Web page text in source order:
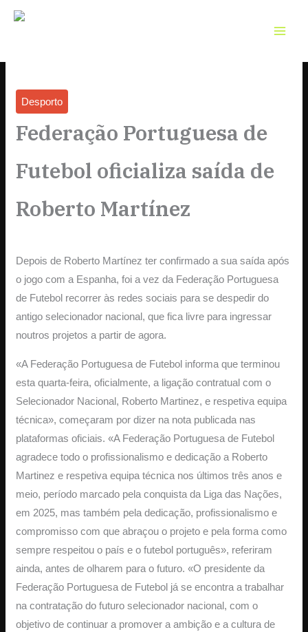
Skip
Desporto
Federação Portuguesa de
Futebol oficializa saída de
Roberto Martínez
Depois de Roberto Martínez ter confirmado a sua saída após
o jogo com a Espanha, foi a vez da Federação Portuguesa
de Futebol recorrer às redes sociais para se despedir do
antigo selecionador nacional, que fica livre para ingressar
noutros projetos a partir de agora.
«A Federação Portuguesa de Futebol informa que terminou
esta quarta-feira, oficialmente, a ligação contratual com o
Selecionador Nacional, Roberto Martinez, e respetiva equipa
técnica», começaram por dizer na nota publicada nas
plataformas oficiais. «A Federação Portuguesa de Futebol
agradece todo o profissionalismo e dedicação a Roberto
Martinez e respetiva equipa técnica nos últimos três anos e
meio, período marcado pela conquista da Liga das Nações,
em 2025, mas também pela dedicação, profissionalismo e
compromisso com que abraçou o projeto e pela forma como
sempre respeitou o país e o futebol português», referiram
ainda, antes de olharem para o futuro. «O presidente da
Federação Portuguesa de Futebol já se encontra a trabalhar
na contratação do futuro selecionador nacional, com o
objetivo de continuar a promover a ambição e a cultura de